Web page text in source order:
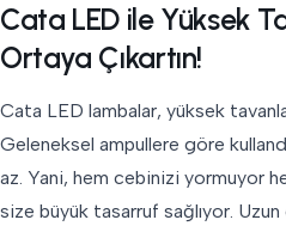
Cata LED ile Yüksek
Ortaya Çıkartın!
Cata LED lambalar, yüksek
Geleneksel ampullere göre
az. Yani, hem cebinizi yormuyor
size büyük tasarruf sağlıyor. Uzun